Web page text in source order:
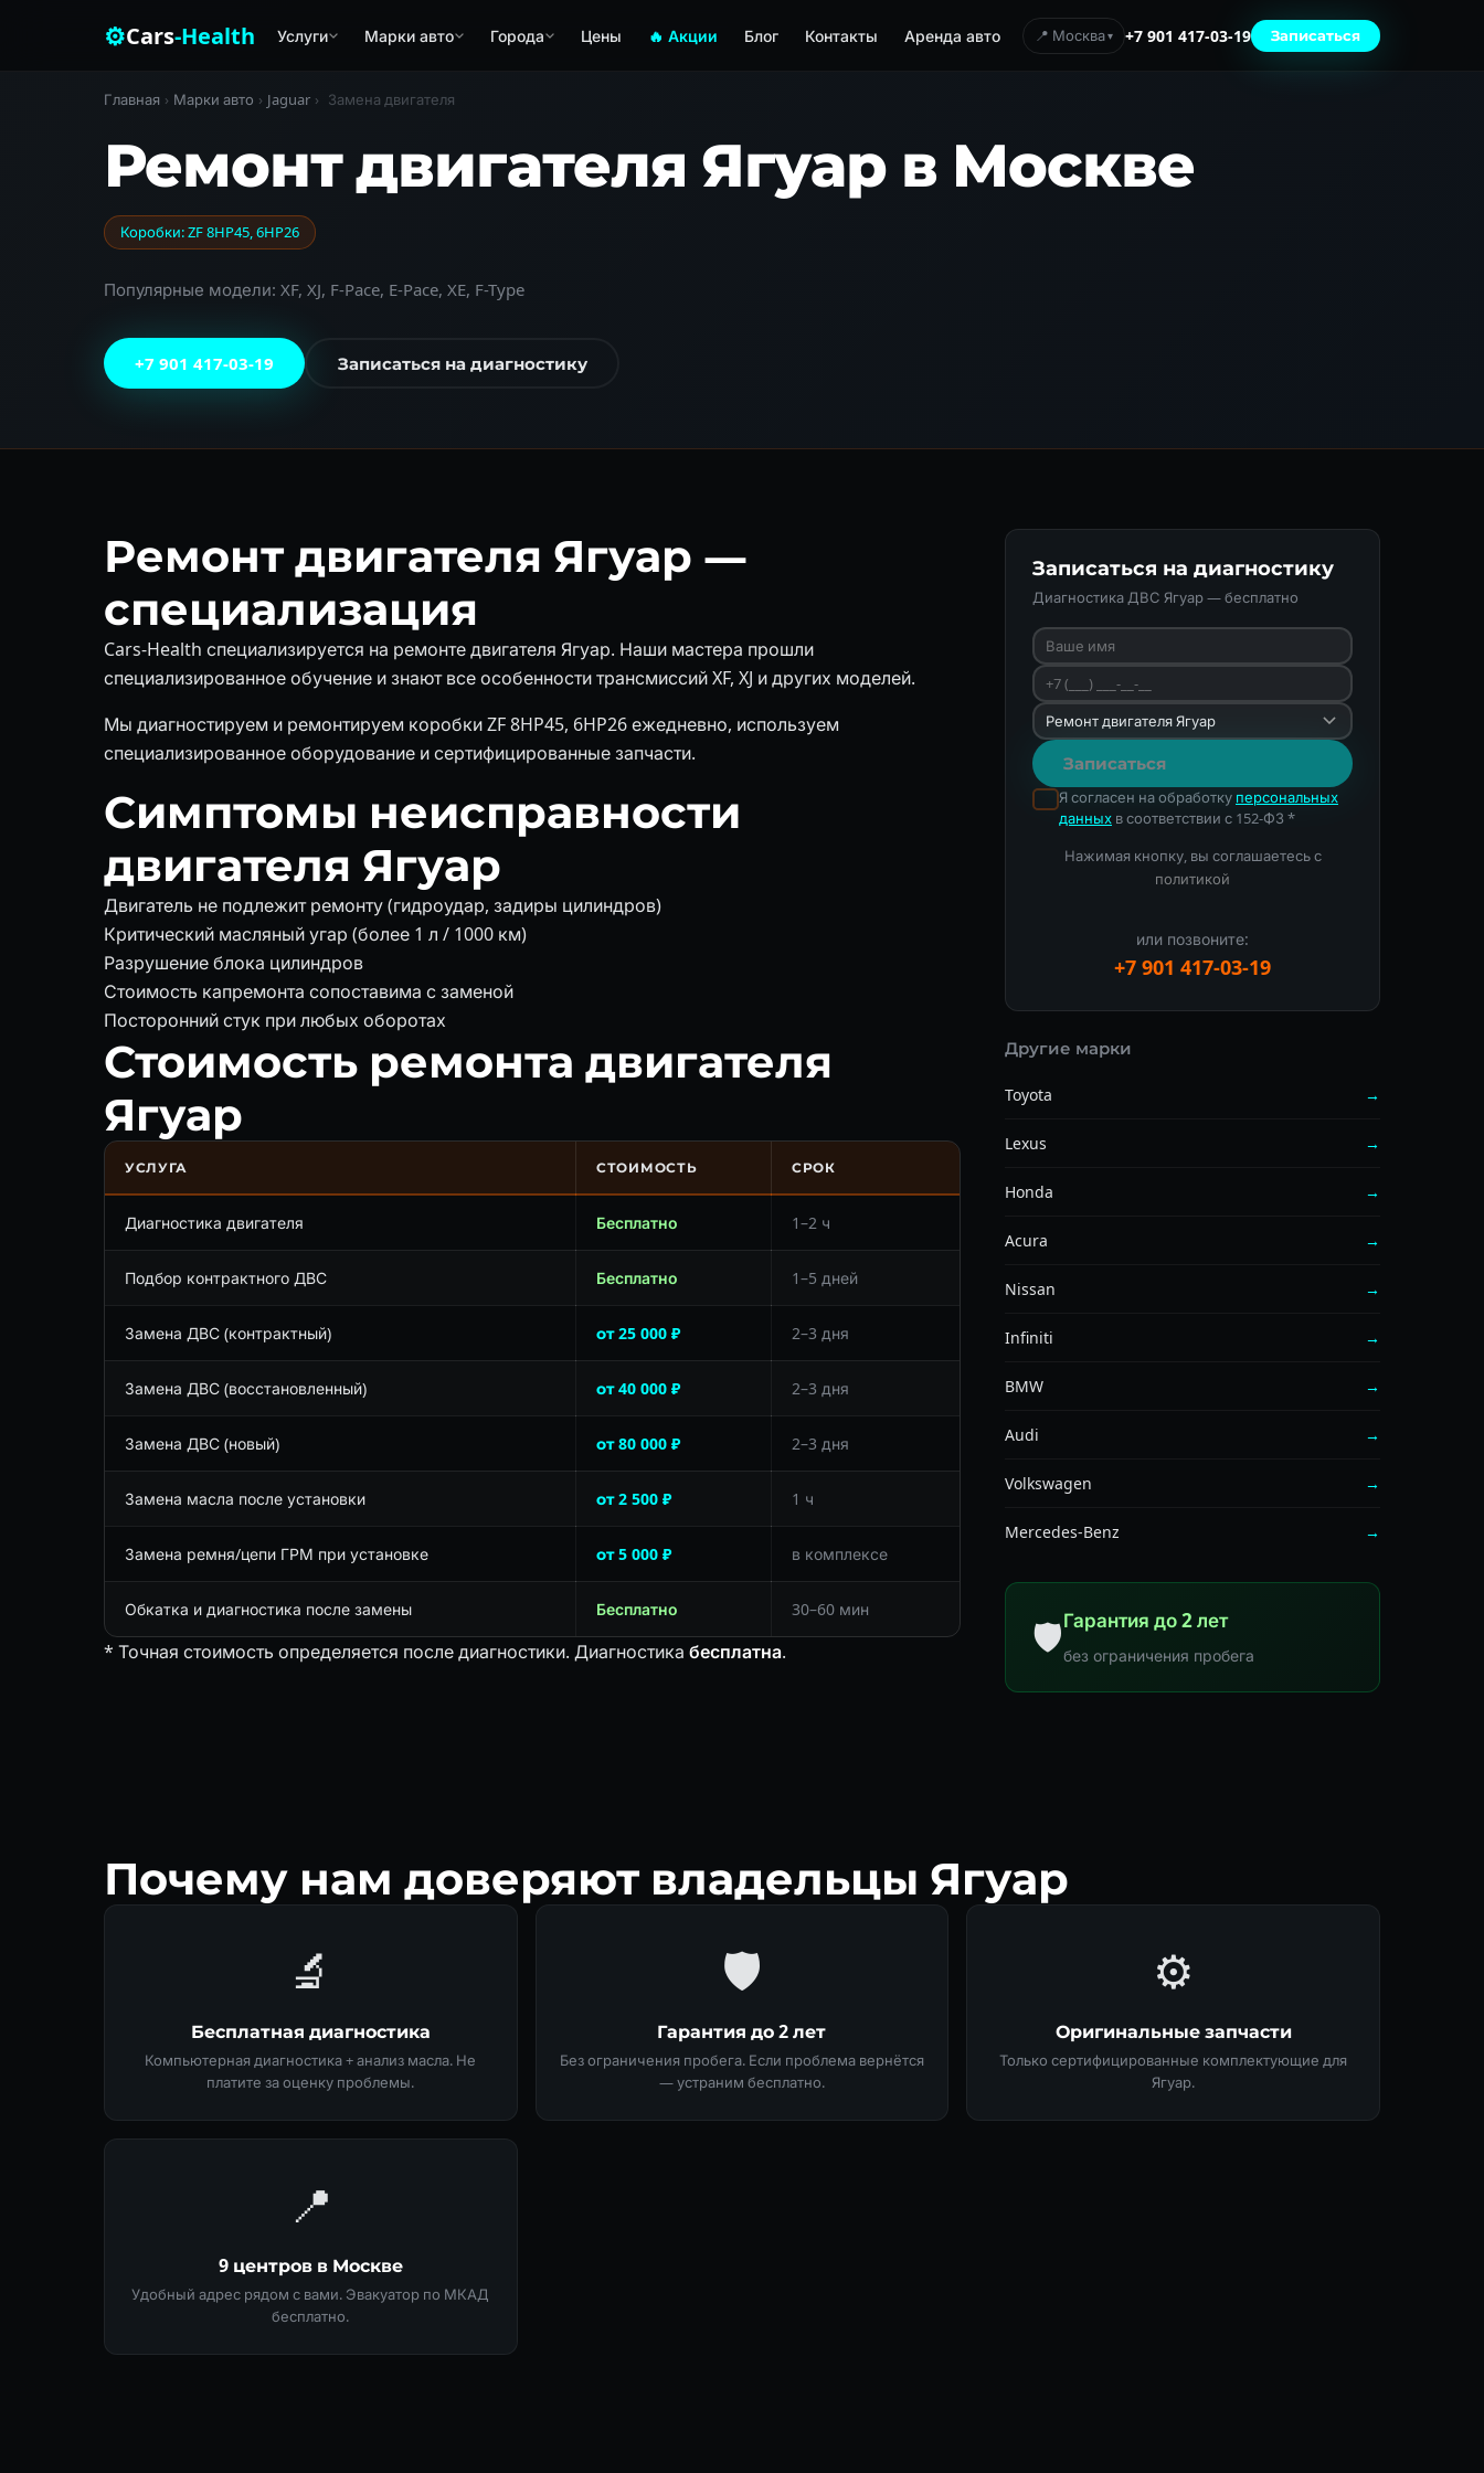
⚙Cars-Health Услуги Марки авто Города Цены 🔥 Акции Блог Контакты Аренда авто 📍 Москва +7 901 417-03-19 Записаться
Главная › Марки авто › Jaguar › Замена двигателя
Ремонт двигателя Ягуар в Москве
Коробки: ZF 8HP45, 6HP26
Популярные модели: XF, XJ, F-Pace, E-Pace, XE, F-Type
+7 901 417-03-19 Записаться на диагностику
Ремонт двигателя Ягуар —
специализация
Cars-Health специализируется на ремонте двигателя Ягуар. Наши мастера прошли
специализированное обучение и знают все особенности трансмиссий XF, XJ и других моделей.
Мы диагностируем и ремонтируем коробки ZF 8HP45, 6HP26 ежедневно, используем
специализированное оборудование и сертифицированные запчасти.
Симптомы неисправности
двигателя Ягуар
Двигатель не подлежит ремонту (гидроудар, задиры цилиндров)
Критический масляный угар (более 1 л / 1000 км)
Разрушение блока цилиндров
Стоимость капремонта сопоставима с заменой
Посторонний стук при любых оборотах
Стоимость ремонта двигателя
Ягуар
УСЛУГА СТОИМОСТЬ СРОК
Диагностика двигателя Бесплатно 1–2 ч
Подбор контрактного ДВС Бесплатно 1–5 дней
Замена ДВС (контрактный) от 25 000 ₽ 2–3 дня
Замена ДВС (восстановленный) от 40 000 ₽ 2–3 дня
Замена ДВС (новый) от 80 000 ₽ 2–3 дня
Замена масла после установки от 2 500 ₽ 1 ч
Замена ремня/цепи ГРМ при установке от 5 000 ₽ в комплексе
Обкатка и диагностика после замены Бесплатно 30–60 мин
* Точная стоимость определяется после диагностики. Диагностика бесплатна.
Записаться на диагностику
Диагностика ДВС Ягуар — бесплатно
Записаться
Я согласен на обработку персональных
данных в соответствии с 152-ФЗ *
Нажимая кнопку, вы соглашаетесь с
политикой
или позвоните:
+7 901 417-03-19
Другие марки
Toyota →
Lexus →
Honda →
Acura →
Nissan →
Infiniti →
BMW →
Audi →
Volkswagen →
Mercedes-Benz →
🛡Гарантия до 2 лет
без ограничения пробега
Почему нам доверяют владельцы Ягуар
🔬
Бесплатная диагностика
Компьютерная диагностика + анализ масла. Не
платите за оценку проблемы.
🛡
Гарантия до 2 лет
Без ограничения пробега. Если проблема вернётся
— устраним бесплатно.
⚙️
Оригинальные запчасти
Только сертифицированные комплектующие для
Ягуар.
📍
9 центров в Москве
Удобный адрес рядом с вами. Эвакуатор по МКАД
бесплатно.